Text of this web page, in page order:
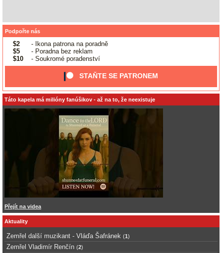
Podpořte nás
$2
- Ikona patrona na poradně
$5
- Poradna bez reklam
$10
- Soukromé poradenství
STAŇTE SE PATRONEM
Táto kapela má milióny fanúšikov - až na to, že neexistuje
Přejít na videa
Aktuality
Zemřel další muzikant - Vláďa Šafránek (1)
Zemřel Vladimír Renčín (2)